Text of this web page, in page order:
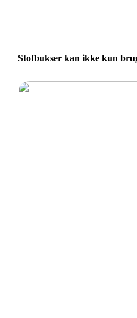
Stofbukser kan ikke kun